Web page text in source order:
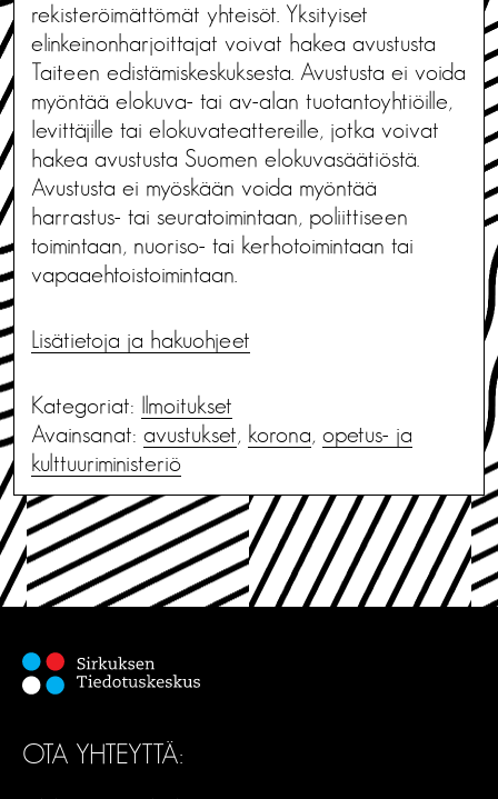
rekisteröimättömät yhteisöt. Yksityiset
elinkeinonharjoittajat voivat hakea avustusta
Taiteen edistämiskeskuksesta. Avustusta ei voida
myöntää elokuva- tai av-alan tuotantoyhtiöille,
levittäjille tai elokuvateattereille, jotka voivat
hakea avustusta Suomen elokuvasäätiöstä.
Avustusta ei myöskään voida myöntää
harrastus- tai seuratoimintaan, poliittiseen
toimintaan, nuoriso- tai kerhotoimintaan tai
vapaaehtoistoimintaan.
Lisätietoja ja hakuohjeet
Kategoriat: Ilmoitukset
Avainsanat: avustukset, korona, opetus- ja
kulttuuriministeriö
OTA YHTEYTTÄ: